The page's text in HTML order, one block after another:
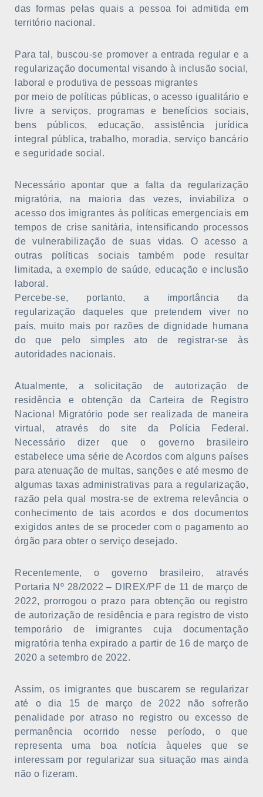
das formas pelas quais a pessoa foi admitida em
território nacional.
Para tal, buscou-se promover a entrada regular e a
regularização documental visando à inclusão social,
laboral e produtiva de pessoas migrantes
por meio de políticas públicas, o acesso igualitário e
livre a serviços, programas e benefícios sociais,
bens públicos, educação, assistência jurídica
integral pública, trabalho, moradia, serviço bancário
e seguridade social.
Necessário apontar que a falta da regularização
migratória, na maioria das vezes, inviabiliza o
acesso dos imigrantes às políticas emergenciais em
tempos de crise sanitária, intensificando processos
de vulnerabilização de suas vidas. O acesso a
outras políticas sociais também pode resultar
limitada, a exemplo de saúde, educação e inclusão
laboral.
Percebe-se, portanto, a importância da
regularização daqueles que pretendem viver no
país, muito mais por razões de dignidade humana
do que pelo simples ato de registrar-se às
autoridades nacionais.
Atualmente, a solicitação de autorização de
residência e obtenção da Carteira de Registro
Nacional Migratório pode ser realizada de maneira
virtual, através do site da Polícia Federal.
Necessário dizer que o governo brasileiro
estabelece uma série de Acordos com alguns países
para atenuação de multas, sanções e até mesmo de
algumas taxas administrativas para a regularização,
razão pela qual mostra-se de extrema relevância o
conhecimento de tais acordos e dos documentos
exigidos antes de se proceder com o pagamento ao
órgão para obter o serviço desejado.
Recentemente, o governo brasileiro, através
Portaria Nº 28/2022 – DIREX/PF de 11 de março de
2022, prorrogou o prazo para obtenção ou registro
de autorização de residência e para registro de visto
temporário de imigrantes cuja documentação
migratória tenha expirado a partir de 16 de março de
2020 a setembro de 2022.
Assim, os imigrantes que buscarem se regularizar
até o dia 15 de março de 2022 não sofrerão
penalidade por atraso no registro ou excesso de
permanência ocorrido nesse período, o que
representa uma boa notícia àqueles que se
interessam por regularizar sua situação mas ainda
não o fizeram.